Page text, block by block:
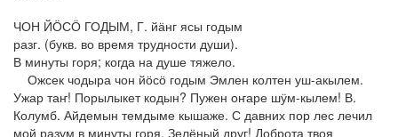
ЧОН ЙӦСӦ ГОДЫМ, Г. йӓнг ясы годым
разг. (букв. во время трудности души).
В минуты горя; когда на душе тяжело.
Ожсек чодыра чон йӧсӧ годым Эмлен колтен уш-акылем.
Ужар таҥ! Порылыкет кодын? Пужен оҥаре шӱм-кылем! В.
Колумб. Айдемын темдыме кышаже. С давних пор лес лечил
мой разум в минуты горя. Зелёный друг! Доброта твоя